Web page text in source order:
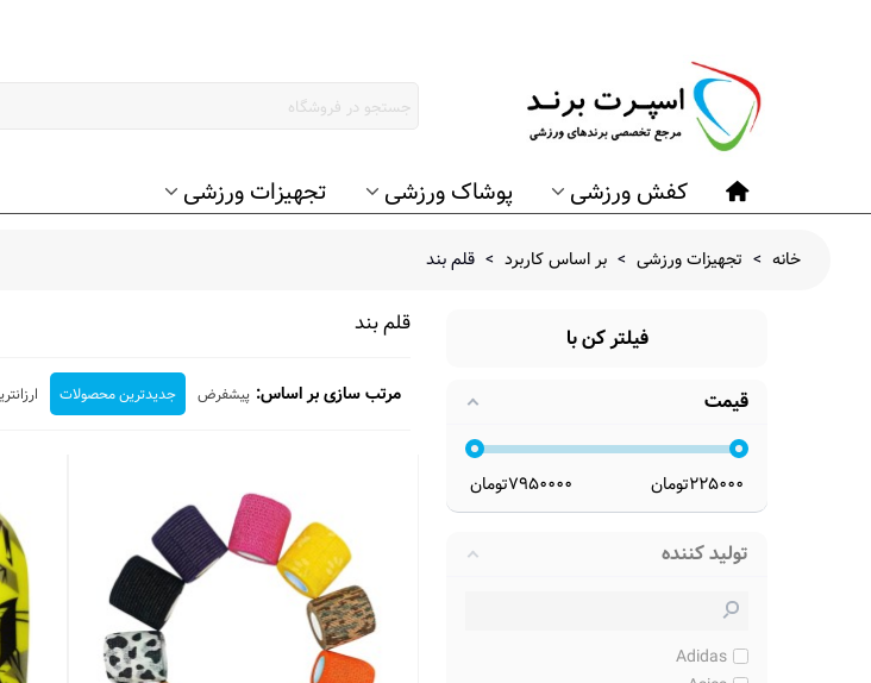
کفش ورزشی پوشاک ورزشی تجهیزات ورزشی
خانه > تجهیزات ورزشی > بر اساس کاربرد > قلم بند
فیلتر کن با
قیمت
225000تومان 7950000تومان
تولید کننده
Adidas
قلم بند
مرتب سازی بر اساس: پیشفرض جدیدترین محصولات